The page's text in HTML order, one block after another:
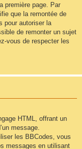
première page. Par
que la remontée de
pour autoriser la
de remonter un sujet
vous de respecter les
HTML, offrant un
message.
les BBCodes, vous
messages en utilisant